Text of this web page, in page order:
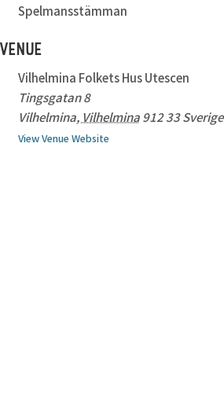
Spelmansstämman
VENUE
Vilhelmina Folkets Hus Utescen
Tingsgatan 8
Vilhelmina, Vilhelmina 912 33 Sverige
View Venue Website